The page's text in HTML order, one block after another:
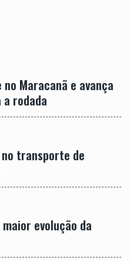
Maracanã e avança
a rodada
transporte de
evolução da